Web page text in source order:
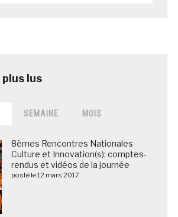
SEMAINE MOIS
8èmes Rencontres Nationales
Culture et Innovation(s): comptes-
rendus et vidéos de la journée
posté le 12 mars 2017